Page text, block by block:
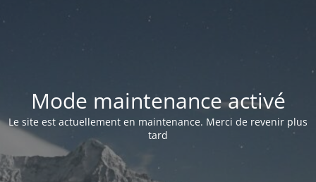
Mode maintenance activé
Le site est actuellement en maintenance. Merci de revenir plus
tard